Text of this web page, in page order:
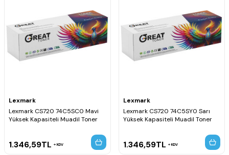
Lexmark
Lexmark CS720 74C5SC0 Mavi
Yüksek Kapasiteli Muadil Toner
1.346,59TL KDV
Lexmark
Lexmark CS720 74C5SY0 Sarı
Yüksek Kapasiteli Muadil Toner
1.346,59TL KDV